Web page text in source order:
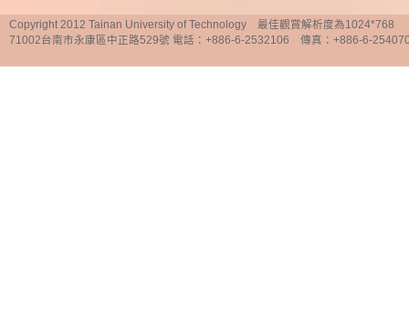
Copyright 2012 Tainan University of Technology 最佳觀賞解析度為1024*768
71002台南市永康區中正路529號 電話：+886-6-2532106 傳真：+886-6-